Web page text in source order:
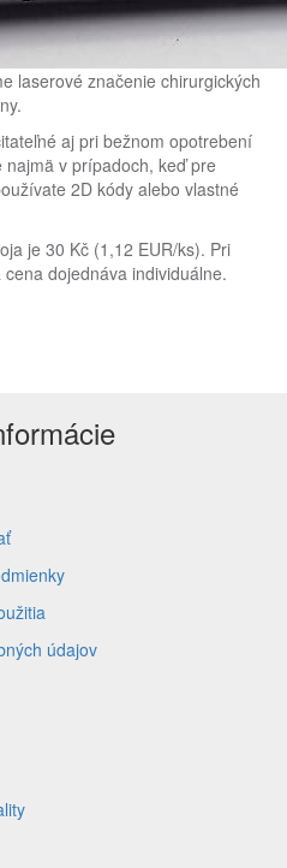
laserové značenie chirurgických
aj pri bežnom opotrebení
v prípadoch, keď pre
2D kódy alebo vlastné
je 30 Kč (1,12 EUR/ks). Pri
dojednáva individuálne.
údajov